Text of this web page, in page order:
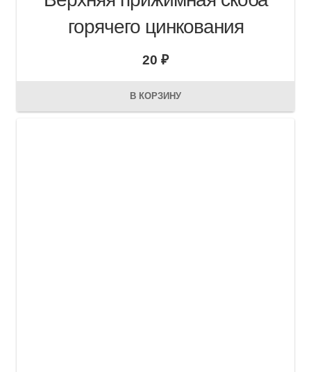
горячего цинкования
20 ₽
В КОРЗИНУ